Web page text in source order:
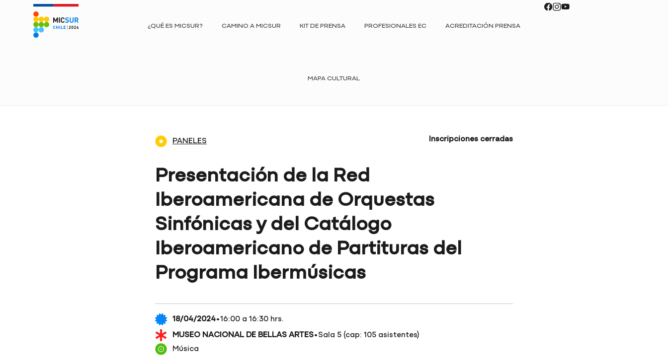
¿QUÉ ES MICSUR? CAMINO A MICSUR KIT DE PRENSA PROFESIONALES EC ACREDITACIÓN PRENSA
MAPA CULTURAL
PANELES Inscripciones cerradas
Presentación de la Red
Iberoamericana de Orquestas
Sinfónicas y del Catálogo
Iberoamericano de Partituras del
Programa Ibermúsicas
18/04/2024·16:00 a 16:30 hrs.
MUSEO NACIONAL DE BELLAS ARTES·Sala 5 (cap: 105 asistentes)
Música